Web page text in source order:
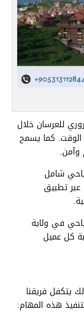
للعرسان خلال
الوقت. كما يسمح
وآمن.
شامل
تطبيق
في ولاية
كل عميل
يتكفل فريقنا
هذه المهام: